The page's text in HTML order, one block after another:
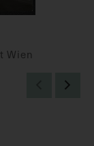
Wien